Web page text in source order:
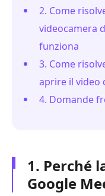
2. Come
videocamera
funziona
3. Come
aprire il video
4. Domande
1. Perché
Google